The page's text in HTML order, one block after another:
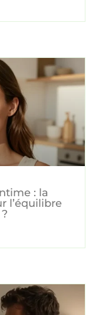
: la
l’équilibre